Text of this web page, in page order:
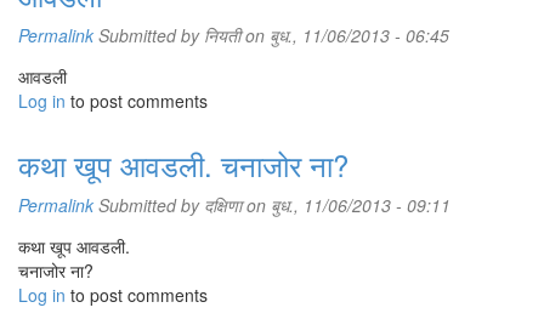
Permalink Submitted by नियतीon बुध., 11/06/2013 - 06:45
आवडली
Log in to post comments
कथा खूप आवडली. चनाजोर ना?
Permalink Submitted by दक्षिणाon बुध., 11/06/2013 - 09:11
कथा खूप आवडली.
चनाजोर ना?
Log in to post comments